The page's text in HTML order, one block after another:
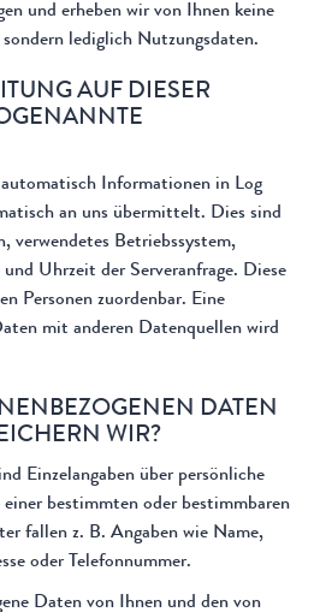
und erheben wir von Ihnen keine
lediglich Nutzungsdaten.
AUF DIESER
Informationen in Log
an uns übermittelt. Dies sind
verwendetes Betriebssystem,
Uhrzeit der Serveranfrage. Diese
Personen zuordenbar. Eine
mit anderen Datenquellen wird
DATEN
WIR?
Einzelangaben über persönliche
bestimmten oder bestimmbaren
fallen z. B. Angaben wie Name,
oder Telefonnummer.
Daten von Ihnen und den von